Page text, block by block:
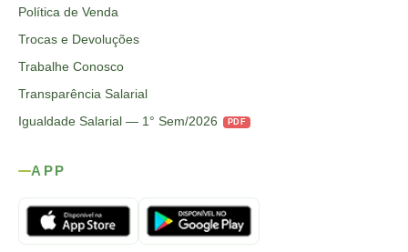
Política de Venda
Trocas e Devoluções
Trabalhe Conosco
Transparência Salarial
Igualdade Salarial — 1° Sem/2026
PDF
APP